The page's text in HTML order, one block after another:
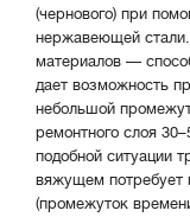
(чернового) при
нержавеющей стали.
материалов —
дает возможность
небольшой
ремонтного слоя
подобной ситуации
вяжущем потребует
(промежуток